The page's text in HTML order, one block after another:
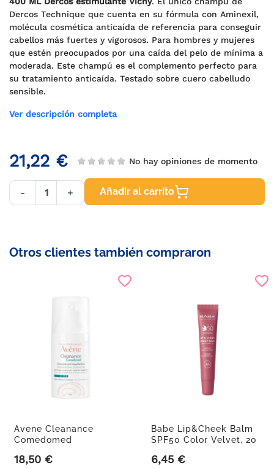
Dercos Technique que cuenta en su fórmula con Aminexil,
molécula cosmética anticaída de referencia para conseguir
cabellos más fuertes y vigorosos. Para hombres y mujeres
que estén preocupados por una caída del pelo de mínima a
moderada. Este champú es el complemento perfecto para
su tratamiento anticaída. Testado sobre cuero cabelludo
sensible.
Ver descripción completa
21,22 € No hay opiniones de momento
- + Añadir al carrito
Otros clientes también compraron
Avene Cleanance
Comedomed
Precio
18,50 €
Babe Lip&Cheek Balm
SPF50 Color Velvet, 20
Precio
6,45 €